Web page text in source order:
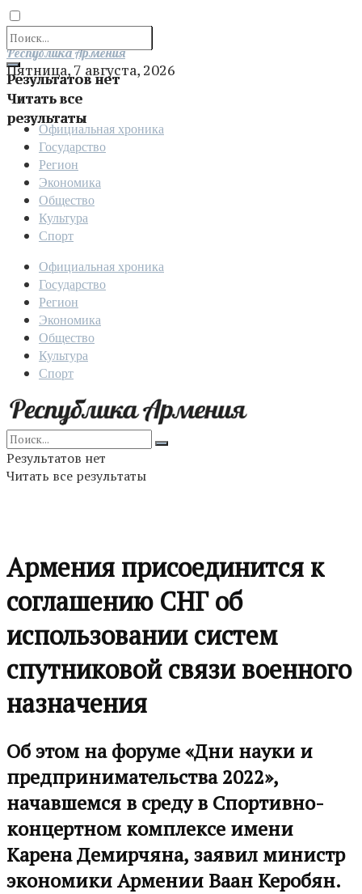
Результатов нет
Читать все
результаты
Отправить
Республика Армения
Пятница, 7 августа, 2026
Официальная хроника
Государство
Регион
Экономика
Общество
Культура
Спорт
Официальная хроника
Государство
Регион
Экономика
Общество
Культура
Спорт
Результатов нет
Читать все результаты
Армения присоединится к
соглашению СНГ об
использовании систем
спутниковой связи военного
назначения
Об этом на форуме «Дни науки и
предпринимательства 2022»,
начавшемся в среду в Спортивно-
концертном комплексе имени
Карена Демирчяна, заявил министр
экономики Армении Ваан Керобян.